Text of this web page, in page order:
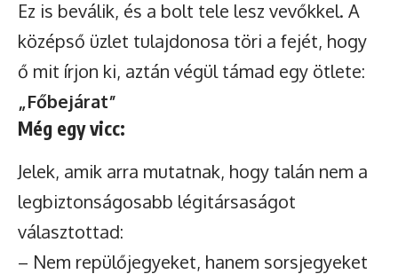
Ez is beválik, és a bolt tele lesz vevőkkel. A
középső üzlet tulajdonosa töri a fejét, hogy
ő mit írjon ki, aztán végül támad egy ötlete:
„Főbejárat”
Még egy vicc:
Jelek, amik arra mutatnak, hogy talán nem a
legbiztonságosabb légitársaságot
választottad:
– Nem repülőjegyeket, hanem sorsjegyeket